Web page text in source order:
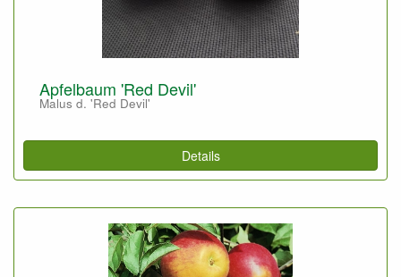
Apfelbaum 'Red Devil'
Malus d. 'Red Devil'
Details